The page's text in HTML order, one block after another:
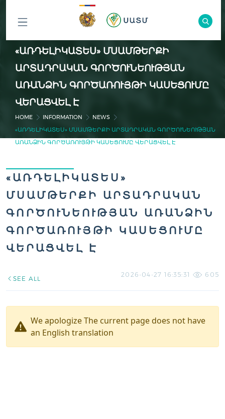
ԲՈԼՈՐ
ԲԱԺԻՆՆԵՐԸ
«ԱՌԴԵԼԻԿԱՏԵՍ» ՄՍԱՄԹԵՐՔԻ
ԱՐՏԱԴՐԱԿԱՆ ԳՈՐԾՈՒՆԵՈՒԹՅԱՆ
ԱՌԱՆՁԻՆ ԳՈՐԾԱՌՈՒՅԹԻ ԿԱՍԵՑՈՒՄԸ
ՎԵՐԱՑՎԵԼ Է
HOME INFORMATION
NEWS
«ԱՌԴԵԼԻԿԱՏԵՍ» ՄՍԱՄԹԵՐՔԻ ԱՐՏԱԴՐԱԿԱՆ ԳՈՐԾՈՒՆԵՈՒԹՅԱՆ
ԱՌԱՆՁԻՆ ԳՈՐԾԱՌՈՒՅԹԻ ԿԱՍԵՑՈՒՄԸ ՎԵՐԱՑՎԵԼ Է
«ԱՌԴԵԼԻԿԱՏԵՍ»
ՄՍԱՄԹԵՐՔԻ ԱՐՏԱԴՐԱԿԱՆ
ԳՈՐԾՈՒՆԵՈՒԹՅԱՆ ԱՌԱՆՁԻՆ
ԳՈՐԾԱՌՈՒՅԹԻ ԿԱՍԵՑՈՒՄԸ
ՎԵՐԱՑՎԵԼ Է
SEE ALL
2026-04-27 16:35:31 605
We apologize The current page does not have
an English translation